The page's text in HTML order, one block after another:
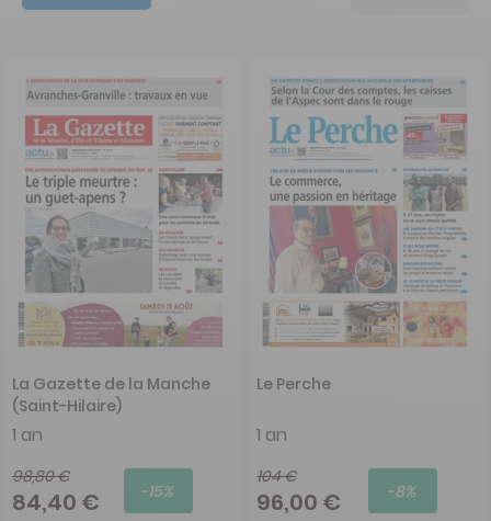
La Gazette de la Manche
(Saint-Hilaire)
1 an
98,80 €
84,40 € -15%
Le Perche
1 an
104 €
96,00 € -8%